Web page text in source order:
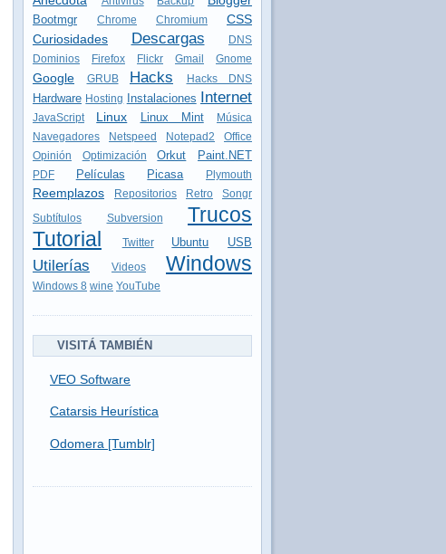
Bootmgr Chrome Chromium
CSS
Curiosidades
Descargas
DNS
Dominios
Firefox Flickr Gmail Gnome
Google GRUB Hacks Hacks DNS
Hardware Hosting Instalaciones Internet
JavaScript Linux Linux Mint
Música
Navegadores
Netspeed Notepad2
Office
Opinión
Optimización Orkut Paint.NET
PDF Películas Picasa Plymouth
Reemplazos Repositorios Retro Songr
Subtítulos Subversion
Trucos
Tutorial
Twitter Ubuntu USB
Utilerías Videos Windows
Windows 8 wine YouTube
VISITÁ TAMBIÉN
VEO Software
Catarsis Heurística
Odomera [Tumblr]